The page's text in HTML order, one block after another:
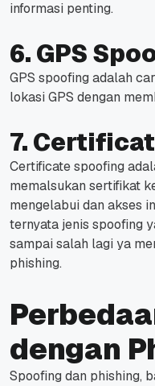
informasi penting.
6. GPS
GPS spoofing adalah
lokasi GPS dengan
7.
Certificate spoofing
memalsukan sertifikat
mengelabui dan akses
ternyata jenis spoofing
sampai salah lagi ya
phishing.
dengan
Spoofing dan phishing,